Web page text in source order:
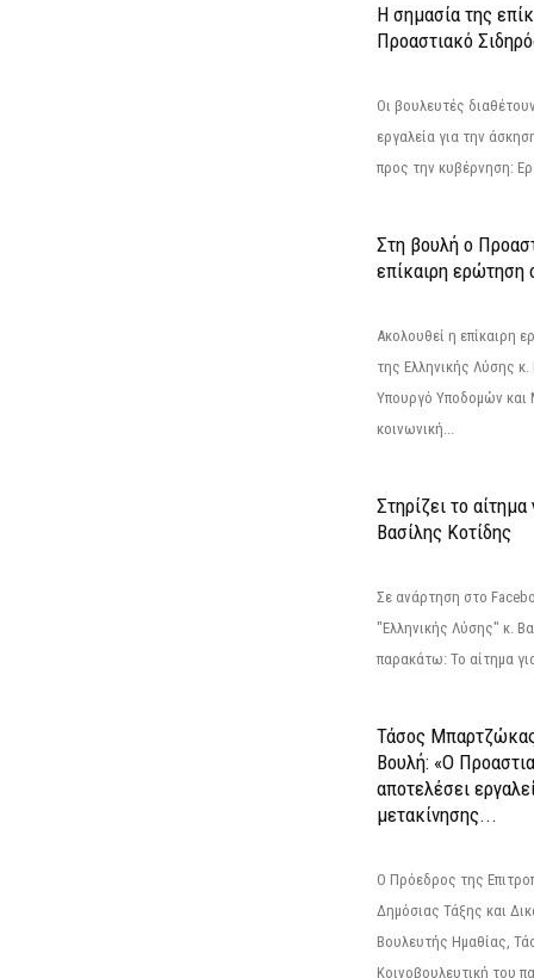
Η σημασία της
Προαστιακό
Οι βουλευτές
εργαλεία για την
προς την κυβέρνηση:
Στη βουλή ο
επίκαιρη ερώτηση
Ακολουθεί η επίκαιρη
της Ελληνικής Λύσης
Υπουργό Υποδομών
κοινωνική...
Στηρίζει το
Βασίλης Κοτίδης
Σε ανάρτηση στο
"Ελληνικής Λύσης" κ.
παρακάτω: Το αίτημα
Τάσος
Βουλή: «Ο
αποτελέσει
μετακίνησης...
Ο Πρόεδρος της
Δημόσιας Τάξης και
Βουλευτής Ημαθίας,
Κοινοβουλευτική του